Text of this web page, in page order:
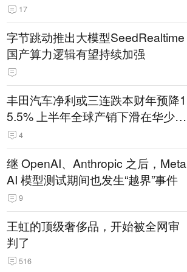
17
字节跳动推出大模型SeedRealtime
国产算力逻辑有望持续加强
丰田汽车净利或三连跌本财年预降1
5.5% 上半年全球产销下滑在华少卖
14.3万辆
4
继 OpenAI、Anthropic 之后，Meta
AI 模型测试期间也发生“越界”事件
9
王虹的顶级奢侈品，开始被全网审
判了
516